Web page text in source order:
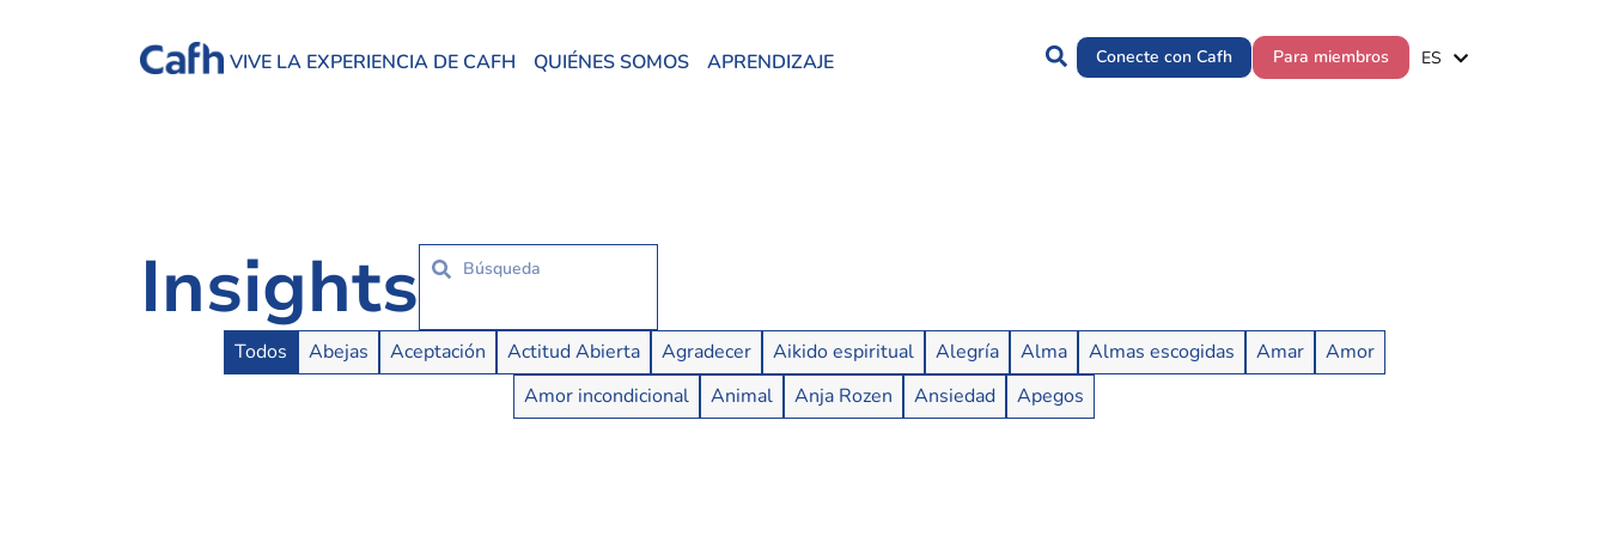
VIVE LA EXPERIENCIA DE CAFH QUIÉNES SOMOS APRENDIZAJE Conecte con Cafh Para miembros ES
PT
Insights
Insights Buttons
Todos Abejas Aceptación Actitud Abierta Agradecer Aikido espiritual Alegría Alma Almas escogidas Amar
Amor
Amor incondicional
Animal Anja Rozen Ansiedad Apegos